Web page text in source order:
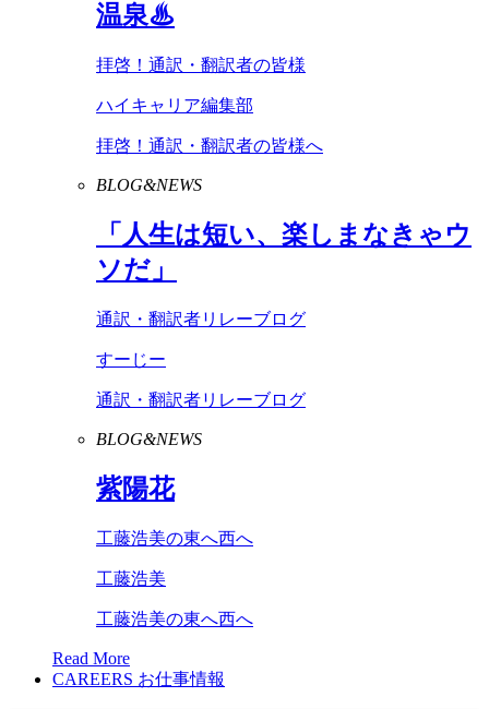
温泉♨
拝啓！通訳・翻訳者の皆様
ハイキャリア編集部
拝啓！通訳・翻訳者の皆様へ
BLOG&NEWS
「人生は短い、楽しまなきゃウ
ソだ」
通訳・翻訳者リレーブログ
すーじー
通訳・翻訳者リレーブログ
BLOG&NEWS
紫陽花
工藤浩美の東へ西へ
工藤浩美
工藤浩美の東へ西へ
Read More
CAREERS お仕事情報